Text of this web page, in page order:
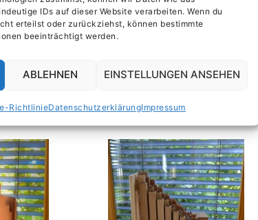
IDs auf dieser Website verarbeiten. Wenn du
erteilst oder zurückziehst, können bestimmte
beeinträchtigt werden.
ABLEHNEN EINSTELLUNGEN ANSEHEN
RichtlinieDatenschutzerklärungImpressum
Gesetzmäßigkeiten des Orgelbaus
und kurze Beschreibungen der bisher
mit 2 Registern